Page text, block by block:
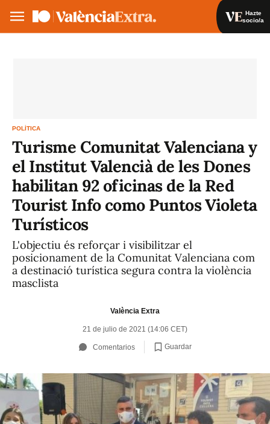
Hazte
socio/a
POLÍTICA
Turisme Comunitat Valenciana y
el Institut Valencià de les Dones
habilitan 92 oficinas de la Red
Tourist Info como Puntos Violeta
Turísticos
L'objectiu és reforçar i visibilitzar el
posicionament de la Comunitat Valenciana com
a destinació turística segura contra la violència
masclista
València Extra
21 de julio de 2021 (14:06 CET)
Comentarios Guardar